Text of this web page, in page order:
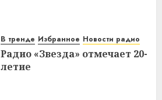
В тренде Избранное Новости радио
Радио «Звезда» отмечает 20-
летие